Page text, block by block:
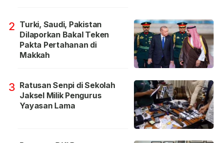
2 Turki, Saudi, Pakistan
Dilaporkan Bakal Teken
Pakta Pertahanan di
Makkah
3 Ratusan Senpi di Sekolah
Jaksel Milik Pengurus
Yayasan Lama